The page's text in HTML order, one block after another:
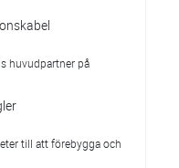
huvudpartner på
till att förebygga och